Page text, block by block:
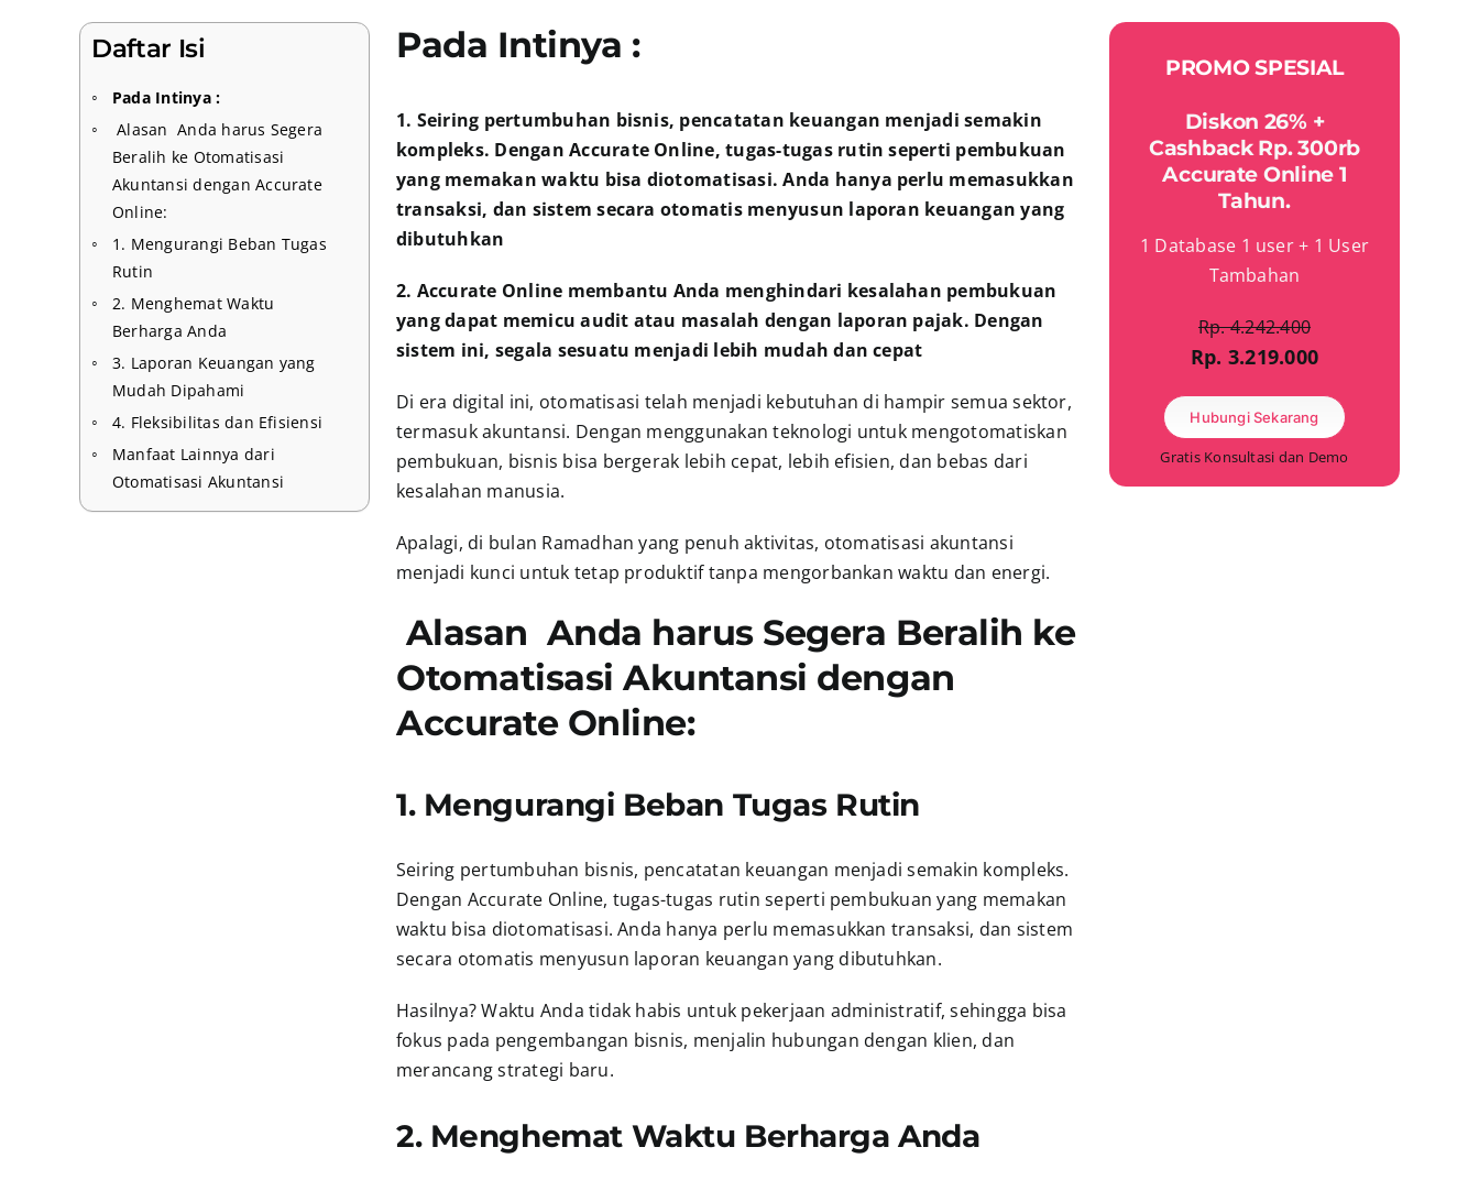
Daftar Isi
Pada Intinya :
Alasan Anda harus Segera
Beralih ke Otomatisasi
Akuntansi dengan Accurate
Online:
1. Mengurangi Beban Tugas
Rutin
2. Menghemat Waktu
Berharga Anda
3. Laporan Keuangan yang
Mudah Dipahami
4. Fleksibilitas dan Efisiensi
Manfaat Lainnya dari
Otomatisasi Akuntansi
Pada Intinya :
1. Seiring pertumbuhan bisnis, pencatatan keuangan menjadi semakin
kompleks. Dengan Accurate Online, tugas-tugas rutin seperti pembukuan
yang memakan waktu bisa diotomatisasi. Anda hanya perlu memasukkan
transaksi, dan sistem secara otomatis menyusun laporan keuangan yang
dibutuhkan
2. Accurate Online membantu Anda menghindari kesalahan pembukuan
yang dapat memicu audit atau masalah dengan laporan pajak. Dengan
sistem ini, segala sesuatu menjadi lebih mudah dan cepat
Di era digital ini, otomatisasi telah menjadi kebutuhan di hampir semua sektor,
termasuk akuntansi. Dengan menggunakan teknologi untuk mengotomatiskan
pembukuan, bisnis bisa bergerak lebih cepat, lebih efisien, dan bebas dari
kesalahan manusia.
Apalagi, di bulan Ramadhan yang penuh aktivitas, otomatisasi akuntansi
menjadi kunci untuk tetap produktif tanpa mengorbankan waktu dan energi.
Alasan Anda harus Segera Beralih ke
Otomatisasi Akuntansi dengan
Accurate Online:
1. Mengurangi Beban Tugas Rutin
Seiring pertumbuhan bisnis, pencatatan keuangan menjadi semakin kompleks.
Dengan Accurate Online, tugas-tugas rutin seperti pembukuan yang memakan
waktu bisa diotomatisasi. Anda hanya perlu memasukkan transaksi, dan sistem
secara otomatis menyusun laporan keuangan yang dibutuhkan.
Hasilnya? Waktu Anda tidak habis untuk pekerjaan administratif, sehingga bisa
fokus pada pengembangan bisnis, menjalin hubungan dengan klien, dan
merancang strategi baru.
2. Menghemat Waktu Berharga Anda
PROMO SPESIAL
Diskon 26% +
Cashback Rp. 300rb
Accurate Online 1
Tahun.
1 Database 1 user + 1 User
Tambahan
Rp. 4.242.400
Rp. 3.219.000
Hubungi Sekarang
Gratis Konsultasi dan Demo